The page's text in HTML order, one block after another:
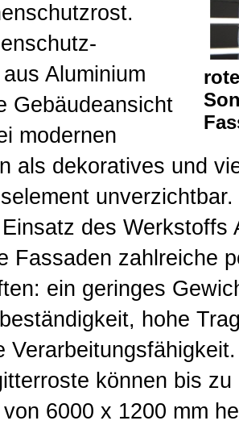
Sonnenschutz
Technische
Aluminium
Gebäudeansicht
modernen
als dekoratives und
unverzichtbar.
des Werkstoffs
Fassaden zahlreiche
ein geringes
hohe
können bis zu
6000 x 1200 mm